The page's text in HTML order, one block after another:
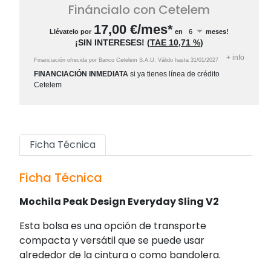
Fináncialo con Cetelem
Llévatelo por 17,00 €/mes* en meses!
¡SIN INTERESES! (TAE 10,71 %)
Financiación ofrecida por Banco Cetelem S.A.U. Válido hasta 31/01/2027 + info
FINANCIACIÓN INMEDIATA si ya tienes línea de crédito
Cetelem
Ficha Técnica
Ficha Técnica
Mochila Peak Design Everyday Sling V2
Esta bolsa es una opción de transporte
compacta y versátil que se puede usar
alrededor de la cintura o como bandolera.